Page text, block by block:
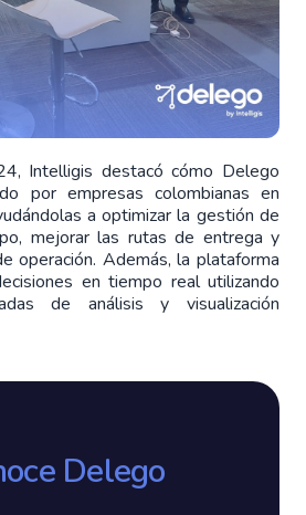
Intelligis destacó cómo Delego
por empresas colombianas en
a optimizar la gestión de
mejorar las rutas de entrega y
operación. Además, la plataforma
en tiempo real utilizando
de análisis y visualización
Delego